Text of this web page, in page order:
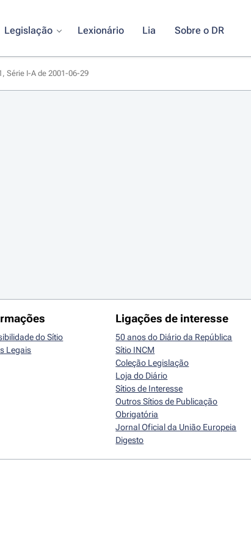
Legislação Lexionário Lia Sobre o DR
Série I-A de 2001-06-29
do Sítio
Legais
Ligações de interesse
50 anos do Diário da República
Sítio INCM
Coleção Legislação
Loja do Diário
Sítios de Interesse
Outros Sítios de Publicação
Obrigatória
Jornal Oficial da União Europeia
Digesto